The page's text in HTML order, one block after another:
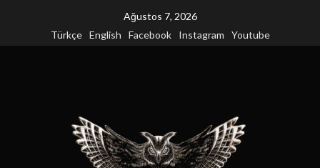
Ağustos 7, 2026
Türkçe
English Facebook Instagram Youtube